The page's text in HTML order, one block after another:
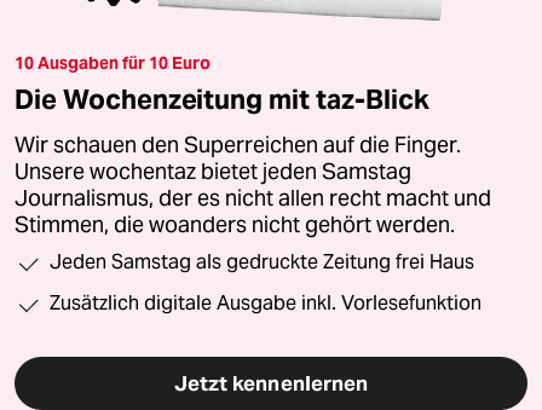
10 Ausgaben für 10 Euro
Die Wochenzeitung mit taz-Blick
Wir schauen den Superreichen auf die Finger.
Unsere wochentaz bietet jeden Samstag
Journalismus, der es nicht allen recht macht und
Stimmen, die woanders nicht gehört werden.
Jeden Samstag als gedruckte Zeitung frei Haus
Zusätzlich digitale Ausgabe inkl. Vorlesefunktion
Jetzt kennenlernen